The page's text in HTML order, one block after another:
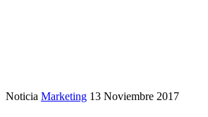
Noticia Marketing 13 Noviembre 2017